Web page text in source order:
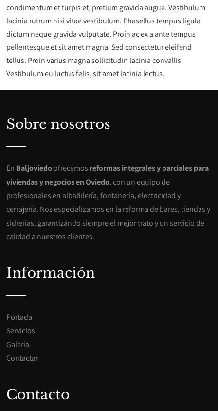
condimentum et turpis et, pretium gravida augue. Vestibulum
lacinia rutrum nisi vitae vestibulum. Phasellus tempus ligula
dictum neque gravida vulputate. Proin ac ex a ante tempus
pellentesque et sit amet magna. Sed consectetur eleifend
tellus. Proin varius magna sollicitudin lacinia convallis.
Vestibulum eu luctus felis, sit amet lacinia lectus.
Sobre nosotros
En Baljoviedoofrecemos reformas integrales y parciales para
viviendas y negocios en Oviedo, con un equipo de
profesionales en albañilería, fontanería, electricidad y
cerrajería. Nos especializamos en la reforma de bares, tiendas y
sidrerías, garantizando siempre el mejor trato y un servicio de
calidad a nuestros clientes.
Información
Portada
Servicios
Galería
Contactar
Contacto